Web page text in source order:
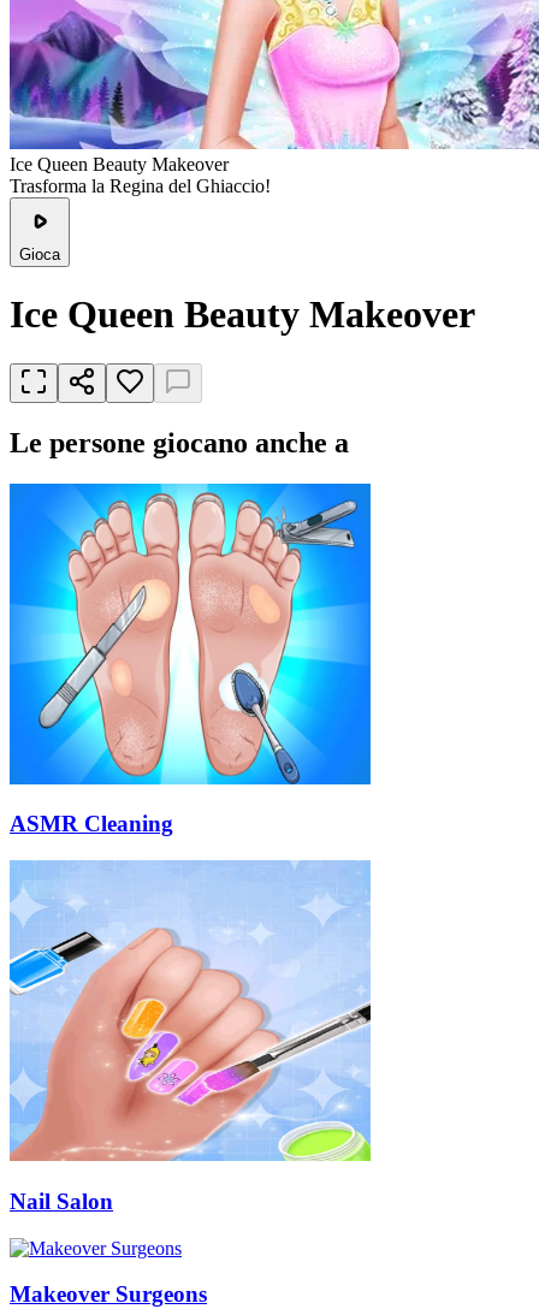
Ice Queen Beauty Makeover
Trasforma la Regina del Ghiaccio!
Gioca
Ice Queen Beauty Makeover
Le persone giocano anche a
ASMR Cleaning
Nail Salon
Makeover Surgeons